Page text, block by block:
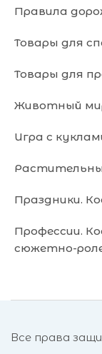
Правила
Товары для
Товары для
Животный
Игра с
Праздники.
Профессии.
сюжетно-
Все права